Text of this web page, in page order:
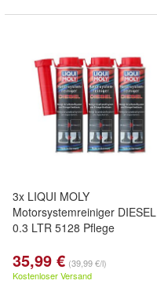
3x LIQUI MOLY
Motorsystemreiniger DIESEL
0.3 LTR 5128 Pflege
35,99 € (39,99 €/l)
Kostenloser Versand